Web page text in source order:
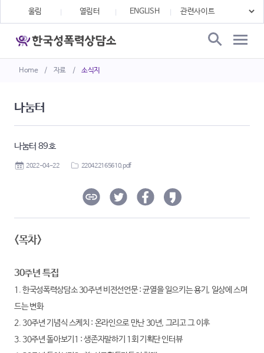
Home / 자료 / 소식지
울림 열림터 ENGLISH
나눔터
나눔터 89호
2022-04-22 220422165610.pdf
<목차>
30주년 특집
1. 한국성폭력상담소 30주년 비전선언문 : 균열을 일으키는 용기, 일상에 스며
드는 변화
2. 30주년 기념식 스케치 : 온라인으로 만난 30년, 그리고 그 이후
3. 30주년 돌아보기1 : 생존자말하기 1회 기획단 인터뷰